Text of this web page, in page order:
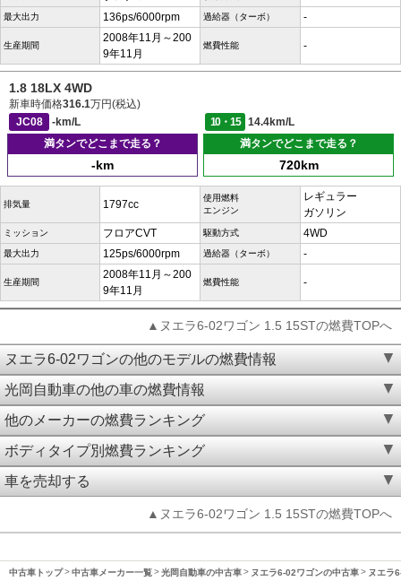
最大出力 136ps/6000rpm 過給器（ターボ） -
生産期間
2008年11月～200
9年11月
燃費性能 -
1.8 18LX 4WD
新車時価格316.1万円(税込)
JC08
-km/L 10・15
14.4km/L
満タンでどこまで走る？
-km
満タンでどこまで走る？
720km
排気量 1797cc
使用燃料
エンジン
レギュラー
ガソリン
ミッション フロアCVT 駆動方式 4WD
最大出力 125ps/6000rpm 過給器（ターボ） -
生産期間
2008年11月～200
9年11月
燃費性能 -
▲ヌエラ6-02ワゴン 1.5 15STの燃費TOPへ
ヌエラ6-02ワゴンの他のモデルの燃費情報
光岡自動車の他の車の燃費情報
他のメーカーの燃費ランキング
ボディタイプ別燃費ランキング
車を売却する
▲ヌエラ6-02ワゴン 1.5 15STの燃費TOPへ
中古車トップ 中古車メーカー一覧 光岡自動車の中古車 ヌエラ6-02ワゴンの中古車 ヌエラ